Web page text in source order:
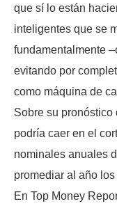
que sí lo están
inteligentes que se
fundamentalmente
evitando por
como máquina de
Sobre su
podría caer en el
nominales anuales
promediar al año
En Top Money